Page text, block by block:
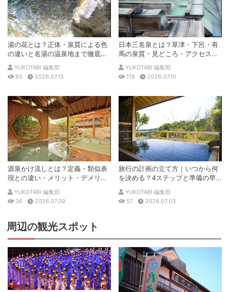
湯の花とは？正体・泉質による色
の違いと名湯の温泉地まで徹底解
説
YUKOTABI 編集部
85
2026.07.15
日本三名泉とは？草津・下呂・有
馬の泉質・見どころ・アクセスを
徹底解説
YUKOTABI 編集部
118
2026.07.10
源泉かけ流しとは？定義・類似表
現との違い・メリット・デメリッ
トを解説
YUKOTABI 編集部
36
2026.07.09
旅行の計画の立て方｜いつから何
を決める？4ステップと準備の早
見表
YUKOTABI 編集部
57
2026.07.03
周辺の観光スポット